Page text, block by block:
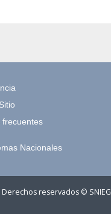
frecuentes
Nacionales
Derechos reservados © SNIEG